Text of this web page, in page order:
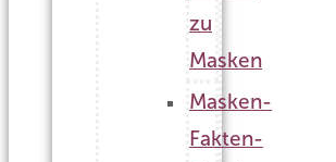
zu
Masken
Masken-
Fakten-